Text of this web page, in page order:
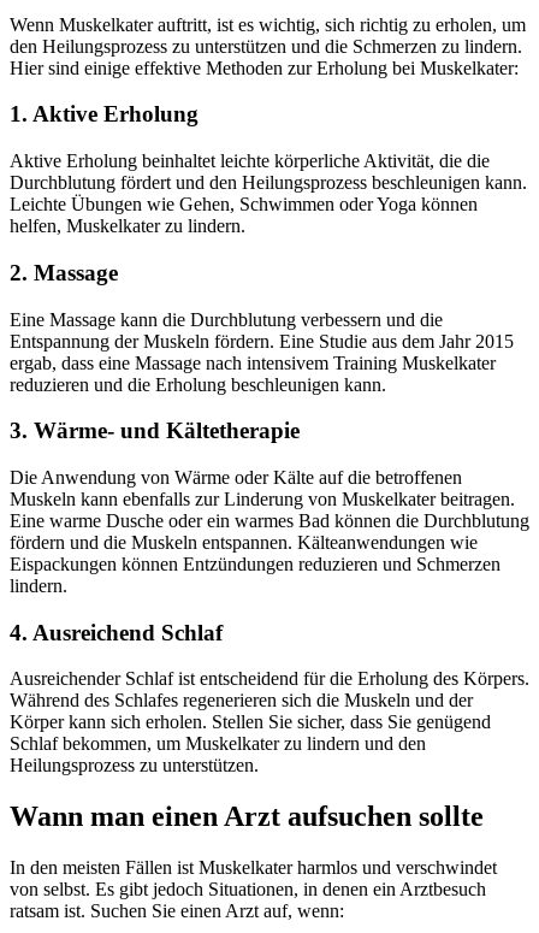
Wenn Muskelkater auftritt, ist es wichtig, sich richtig zu erholen, um
den Heilungsprozess zu unterstützen und die Schmerzen zu lindern.
Hier sind einige effektive Methoden zur Erholung bei Muskelkater:
1. Aktive Erholung
Aktive Erholung beinhaltet leichte körperliche Aktivität, die die
Durchblutung fördert und den Heilungsprozess beschleunigen kann.
Leichte Übungen wie Gehen, Schwimmen oder Yoga können
helfen, Muskelkater zu lindern.
2. Massage
Eine Massage kann die Durchblutung verbessern und die
Entspannung der Muskeln fördern. Eine Studie aus dem Jahr 2015
ergab, dass eine Massage nach intensivem Training Muskelkater
reduzieren und die Erholung beschleunigen kann.
3. Wärme- und Kältetherapie
Die Anwendung von Wärme oder Kälte auf die betroffenen
Muskeln kann ebenfalls zur Linderung von Muskelkater beitragen.
Eine warme Dusche oder ein warmes Bad können die Durchblutung
fördern und die Muskeln entspannen. Kälteanwendungen wie
Eispackungen können Entzündungen reduzieren und Schmerzen
lindern.
4. Ausreichend Schlaf
Ausreichender Schlaf ist entscheidend für die Erholung des Körpers.
Während des Schlafes regenerieren sich die Muskeln und der
Körper kann sich erholen. Stellen Sie sicher, dass Sie genügend
Schlaf bekommen, um Muskelkater zu lindern und den
Heilungsprozess zu unterstützen.
Wann man einen Arzt aufsuchen sollte
In den meisten Fällen ist Muskelkater harmlos und verschwindet
von selbst. Es gibt jedoch Situationen, in denen ein Arztbesuch
ratsam ist. Suchen Sie einen Arzt auf, wenn: